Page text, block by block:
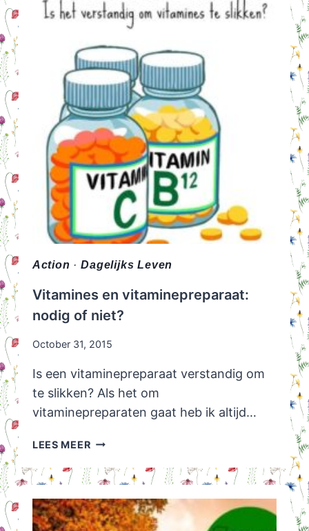
JIJ
DE
AFWASBORSTEL?
Action ·Dagelijks Leven
Vitamines en vitaminepreparaat:
nodig of niet?
October 31, 2015
Is een vitaminepreparaat verstandig om
te slikken? Als het om
vitaminepreparaten gaat heb ik altijd…
LEES MEERVITAMINES
VITAMINEPREPARAAT:
OF
NIET?